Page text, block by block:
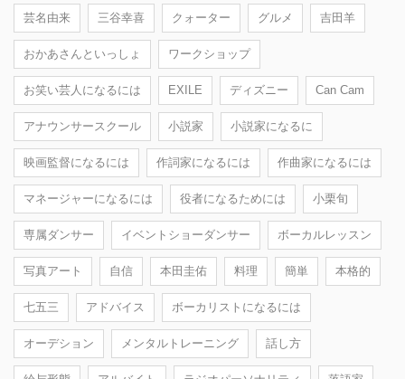
芸名由来 三谷幸喜 クォーター グルメ 吉田羊
おかあさんといっしょ ワークショップ
お笑い芸人になるには EXILE ディズニー Can Cam
アナウンサースクール 小説家 小説家になるに
映画監督になるには 作詞家になるには 作曲家になるには
マネージャーになるには 役者になるためには 小栗旬
専属ダンサー イベントショーダンサー ボーカルレッスン
写真アート 自信 本田圭佑 料理 簡単 本格的
七五三 アドバイス ボーカリストになるには
オーデション メンタルトレーニング 話し方